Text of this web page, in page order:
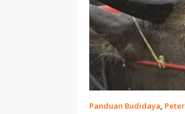
Panduan Budidaya,